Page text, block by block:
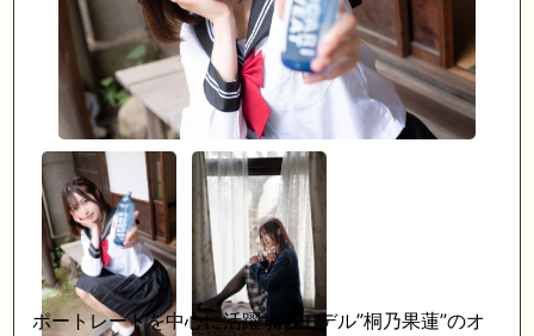
ポートレートを中心に活躍するモデル”桐乃果蓮”のオ